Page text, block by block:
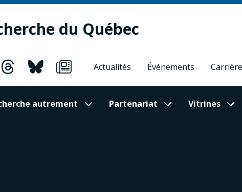
du Québec
Actualités Événements
autrement Partenariat Vitrines